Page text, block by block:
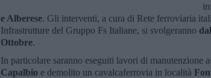
e Alberese. Gli interventi, a cura di Rete ferroviaria
Infrastrutture del Gruppo Fs Italiane, si svolgeranno
Ottobre.
In particolare saranno eseguiti lavori di manutenzione
Capalbio e demolito un cavalcaferrovia in località